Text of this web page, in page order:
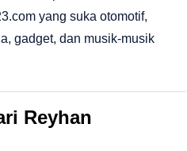
yang suka otomotif,
gadget, dan musik-musik
Reyhan